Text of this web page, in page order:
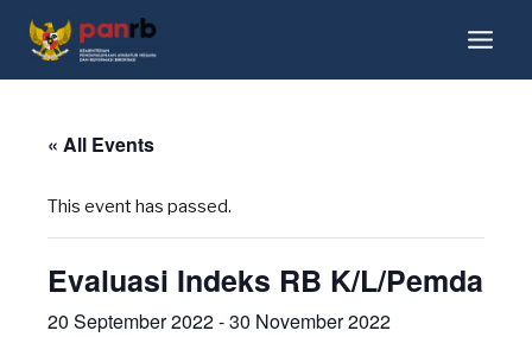
« All Events
This event has passed.
Evaluasi Indeks RB K/L/Pemda
20 September 2022-30 November 2022